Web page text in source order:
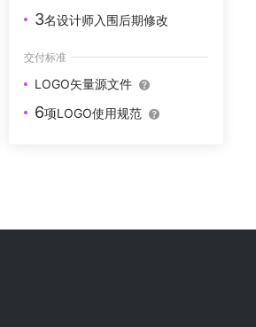
3名设计师入围后期修改
交付标准
LOGO矢量源文件
6项LOGO使用规范